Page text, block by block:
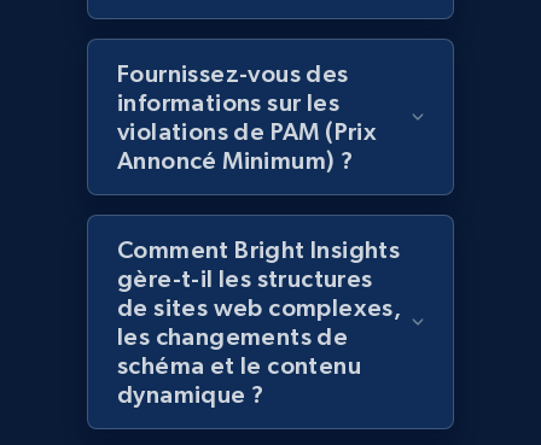
Home Depot US - Discover products by
URL, Domain, Country code, Model number,
Sku, Product id, Product name, Manufacturer,
and more.
2.1K+ 353+ Commencer
Fournissez-vous des
informations sur les
violations de PAM (Prix
Annoncé Minimum) ?
Comment Bright Insights
gère-t-il les structures
de sites web complexes,
les changements de
schéma et le contenu
dynamique ?